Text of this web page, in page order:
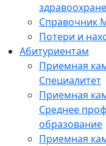
Справочник
Потери и
Абитуриентам
Приемная
Специалитет
Приемная
Среднее
образование
Приемная